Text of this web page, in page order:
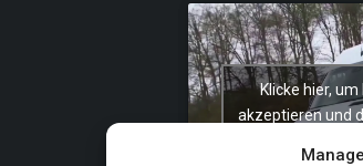
Klicke hier,
akzeptieren und